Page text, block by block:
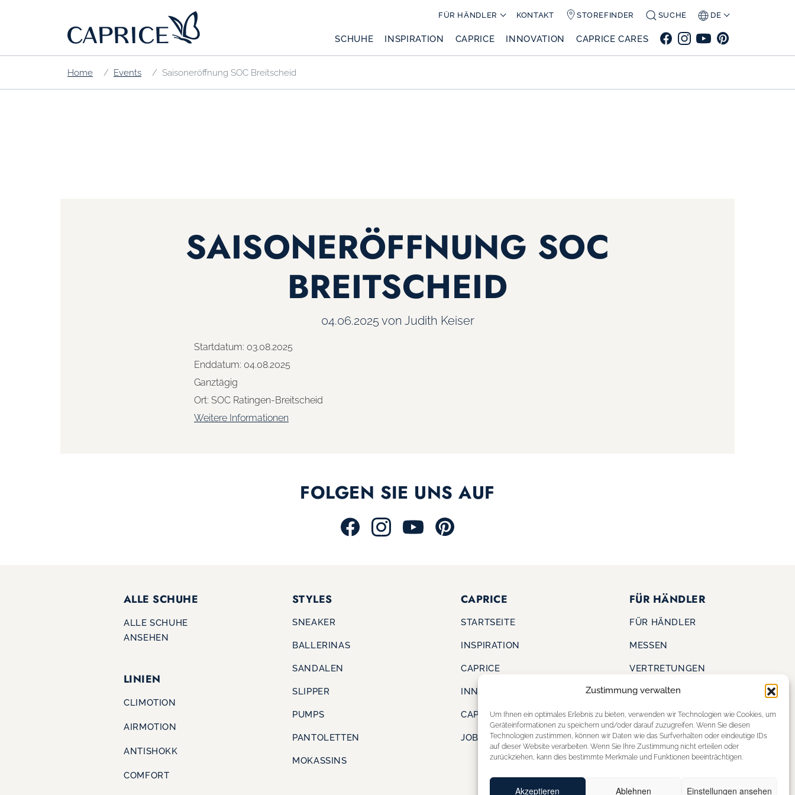
Zustimmung verwalten
Um Ihnen ein optimales Erlebnis zu bieten, verwenden wir Technologien wie Cookies, um
Geräteinformationen zu speichern und/oder darauf zuzugreifen. Wenn Sie diesen
Technologien zustimmen, können wir Daten wie das Surfverhalten oder eindeutige IDs
auf dieser Website verarbeiten. Wenn Sie Ihre Zustimmung nicht erteilen oder
zurückziehen, kann dies bestimmte Merkmale und Funktionen beeinträchtigen.
Akzeptieren Ablehnen Einstellungen ansehen
SCHUHE INSPIRATION CAPRICE INNOVATION CAPRICE CARES
FÜR HÄNDLER KONTAKT STOREFINDER SUCHE DE
Home Events Saisoneröffnung SOC Breitscheid
SAISONERÖFFNUNG SOC
BREITSCHEID
04.06.2025 von Judith Keiser
Startdatum: 03.08.2025
Enddatum: 04.08.2025
Ganztägig
Ort: SOC Ratingen-Breitscheid
Weitere Informationen
FOLGEN SIE UNS AUF
ALLE SCHUHE
ALLE SCHUHE
ANSEHEN
LINIEN
CLIMOTION
AIRMOTION
ANTISHOKK
COMFORT
STYLES
SNEAKER
BALLERINAS
SANDALEN
SLIPPER
PUMPS
PANTOLETTEN
MOKASSINS
CAPRICE
STARTSEITE
INSPIRATION
CAPRICE
INNOVATION
CAPRICE CARES
JOBS & KARRIERE
FÜR HÄNDLER
FÜR HÄNDLER
MESSEN
VERTRETUNGEN
SHOE OUTLET
STOREFINDER